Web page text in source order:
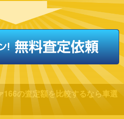
166の査定額を比較するなら車選